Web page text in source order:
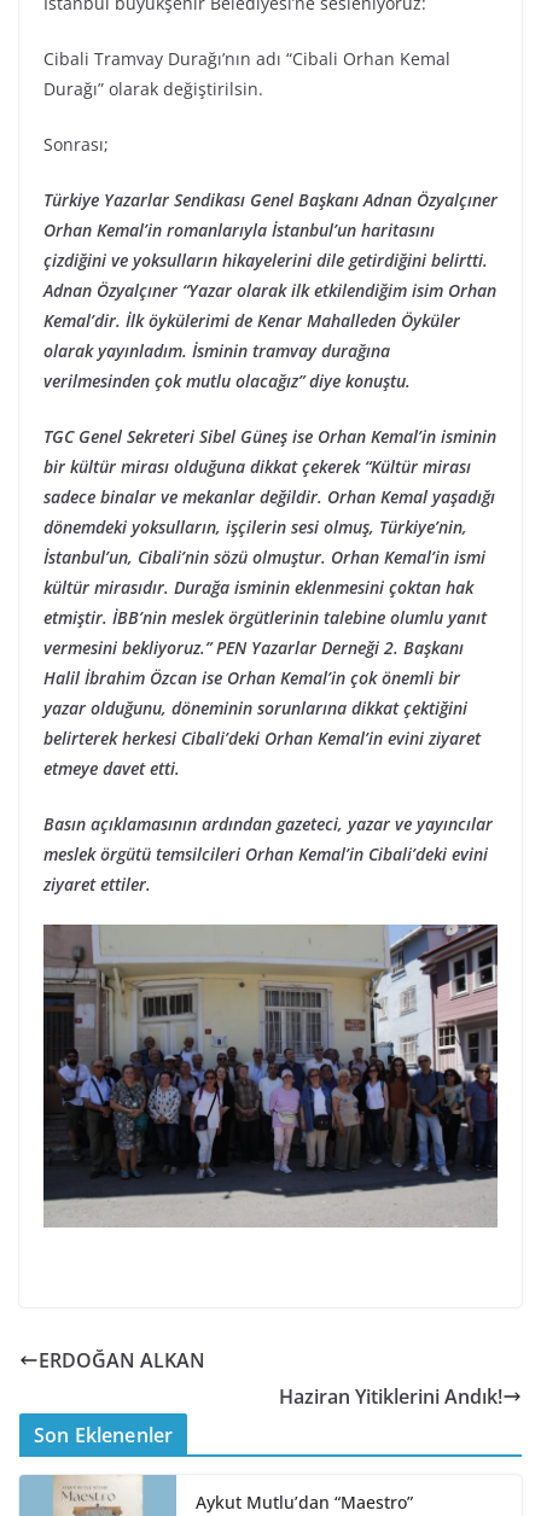
Cibali Tramvay Durağı’nın adı “Cibali Orhan Kemal
Durağı” olarak değiştirilsin.
Sonrası;
Türkiye Yazarlar Sendikası Genel Başkanı Adnan Özyalçıner
Orhan Kemal’in romanlarıyla İstanbul’un haritasını
çizdiğini ve yoksulların hikayelerini dile getirdiğini belirtti.
Adnan Özyalçıner “Yazar olarak ilk etkilendiğim isim Orhan
Kemal’dir. İlk öykülerimi de Kenar Mahalleden Öyküler
olarak yayınladım. İsminin tramvay durağına
verilmesinden çok mutlu olacağız” diye konuştu.
TGC Genel Sekreteri Sibel Güneş ise Orhan Kemal’in isminin
bir kültür mirası olduğuna dikkat çekerek “Kültür mirası
sadece binalar ve mekanlar değildir. Orhan Kemal yaşadığı
dönemdeki yoksulların, işçilerin sesi olmuş, Türkiye’nin,
İstanbul’un, Cibali’nin sözü olmuştur. Orhan Kemal’in ismi
kültür mirasıdır. Durağa isminin eklenmesini çoktan hak
etmiştir. İBB’nin meslek örgütlerinin talebine olumlu yanıt
vermesini bekliyoruz.” PEN Yazarlar Derneği 2. Başkanı
Halil İbrahim Özcan ise Orhan Kemal’in çok önemli bir
yazar olduğunu, döneminin sorunlarına dikkat çektiğini
belirterek herkesi Cibali’deki Orhan Kemal’in evini ziyaret
etmeye davet etti.
Basın açıklamasının ardından gazeteci, yazar ve yayıncılar
meslek örgütü temsilcileri Orhan Kemal’in Cibali’deki evini
ziyaret ettiler.
ERDOĞAN ALKAN
Haziran Yitiklerini Andık!
Son Eklenenler
Aykut Mutlu’dan “Maestro”